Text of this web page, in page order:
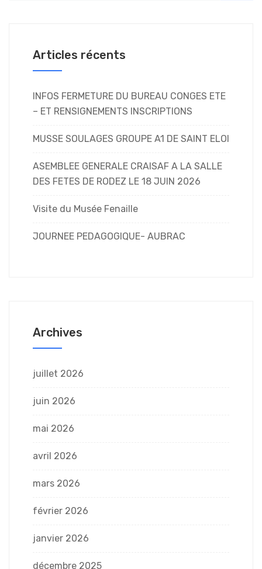
Articles récents
INFOS FERMETURE DU BUREAU CONGES ETE
– ET RENSIGNEMENTS INSCRIPTIONS
MUSSE SOULAGES GROUPE A1 DE SAINT ELOI
ASEMBLEE GENERALE CRAISAF A LA SALLE
DES FETES DE RODEZ LE 18 JUIN 2026
Visite du Musée Fenaille
JOURNEE PEDAGOGIQUE- AUBRAC
Archives
juillet 2026
juin 2026
mai 2026
avril 2026
mars 2026
février 2026
janvier 2026
décembre 2025